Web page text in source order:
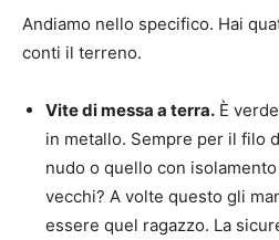
Andiamo nello specifico. Hai
conti il ​​terreno.
Vite di messa a terra. È
in metallo. Sempre per il filo
nudo o quello con
vecchi? A volte questo gli
essere quel ragazzo. La